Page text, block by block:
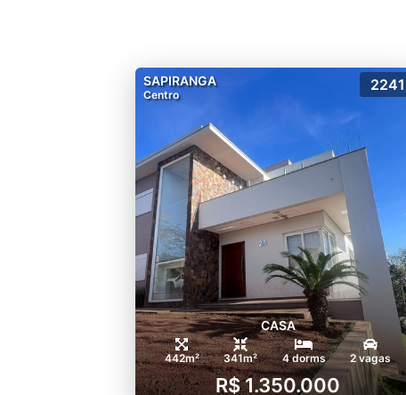
SAPIRANGA
Centro
2241
CASA
442m² 341m² 4 dorms 2 vagas
R$ 1.350.000